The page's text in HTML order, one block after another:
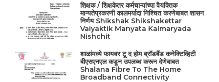
शिक्षक / शिक्षकेतर कर्मचाऱ्यांच्या वैयक्तिक
मान्यतेप्रकरणी कालमर्यादा निश्चित करणेबाबत शासन
निर्णय Shikshak Shikshakettar
Vaiyaktik Manyata Kalmaryada
Nishchit
शाळांमध्ये फायबर टू द होम ब्रॉडबैंड कनेक्टिव्हिटी
बीएसएनएल कडून उपलब्ध करून देणेबाबत
Shalana Fibre To The Home
Broadband Connectivity